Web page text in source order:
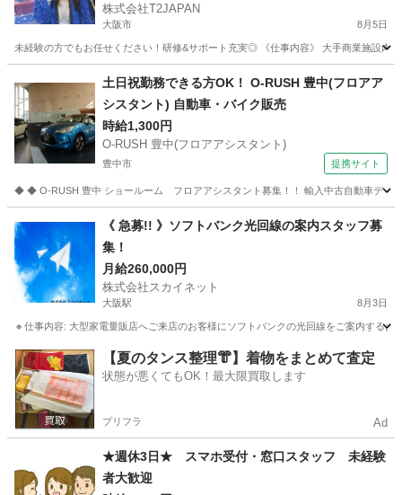
株式会社T2JAPAN
大阪市 8月5日
未経験の方でもお任せください！研修&サポート充実◎ 《仕事内容》 大手商業施設
携帯ショップ スタッフ
土日祝勤務できる方OK！ O-RUSH 豊中(フロアア
シスタント) 自動車・バイク販売
時給1,300円
O-RUSH 豊中(フロアアシスタント)
豊中市 提携サイト
◆ ◆ O-RUSH 豊中 ショールーム フロアアシスタント募集！！ 輸入中古自動車ディ
その他
《 急募!! 》ソフトバンク光回線の案内スタッフ募
集！
月給260,000円
株式会社スカイネット
大阪駅 8月3日
🔸仕事内容: 大型家電量販店へご来店のお客様にソフトバンクの光回線をご案内する
大阪 大阪市 大阪駅 その他 大阪 大阪市 天王寺駅
その他 ソフトバンク光
【夏のタンス整理👘】着物をまとめて査定
状態が悪くてもOK！最大限買取します
プリフラ Ad
★週休3日★ スマホ受付・窓口スタッフ 未経験
者大歓迎